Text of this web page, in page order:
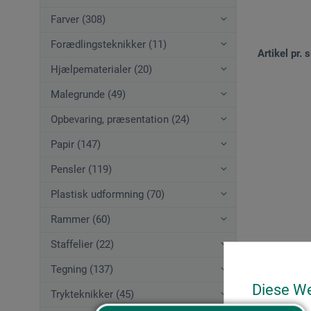
Diese
Farver (308)
Forædlingsteknikker (11)
Hjælpematerialer (20)
Malegrunde (49)
Opbevaring, præsentation (24)
Papir (147)
Pensler (119)
Plastisk udformning (70)
Rammer (60)
Staffelier (22)
Tegning (137)
Trykteknikker (45)
Artikel pr.